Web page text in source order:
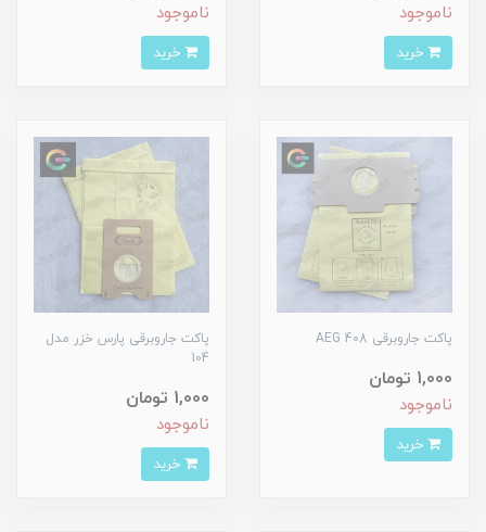
ناموجود ناموجود
پاکت جاروبرقی 408 AEG
1,000 تومان
ناموجود
پاکت جاروبرقی پارس خزر مدل
104
1,000 تومان
ناموجود